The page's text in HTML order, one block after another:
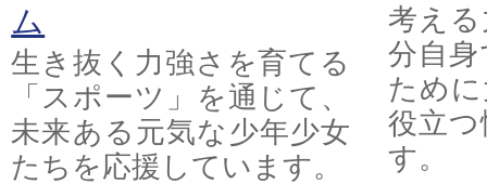
ム
生き抜く力強さを育てる
「スポーツ」を通じて、
未来ある元気な少年少女
たちを応援しています。
考え
分自
ため
役立
す。